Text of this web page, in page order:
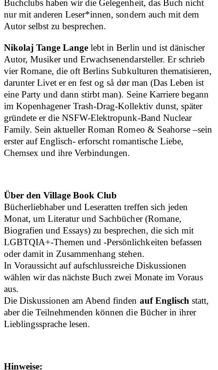
Buchclubs haben wir die Gelegenheit, das Buch nicht
nur mit anderen Leser*innen, sondern auch mit dem
Autor selbst zu besprechen.
Nikolaj Tange Lange lebt in Berlin und ist dänischer
Autor, Musiker und Erwachsenendarsteller. Er schrieb
vier Romane, die oft Berlins Subkulturen thematisieren,
darunter Livet er en fest og så dør man (Das Leben ist
eine Party und dann stirbt man). Seine Karriere begann
im Kopenhagener Trash-Drag-Kollektiv dunst, später
gründete er die NSFW-Elektropunk-Band Nuclear
Family. Sein aktueller Roman Romeo & Seahorse –sein
erster auf Englisch- erforscht romantische Liebe,
Chemsex und ihre Verbindungen.
Über den Village Book Club
Bücherliebhaber und Leseratten treffen sich jeden
Monat, um Literatur und Sachbücher (Romane,
Biografien und Essays) zu besprechen, die sich mit
LGBTQIA+-Themen und -Persönlichkeiten befassen
oder damit in Zusammenhang stehen.
In Voraussicht auf aufschlussreiche Diskussionen
wählen wir das nächste Buch zwei Monate im Voraus
aus.
Die Diskussionen am Abend finden auf Englisch statt,
aber die Teilnehmenden können die Bücher in ihrer
Lieblingssprache lesen.
Hinweise: